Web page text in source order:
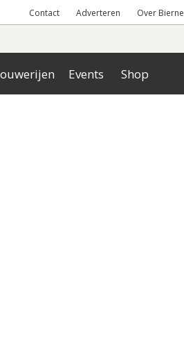
Contact Adverteren Over
Events Shop